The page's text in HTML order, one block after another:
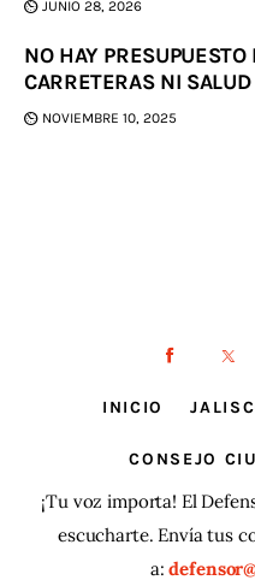
JUNIO 28, 2026
NO HAY PRESUPUESTO
CARRETERAS NI
NOVIEMBRE 10, 2025
INICIO
CONSEJO
¡Tu voz importa! El
escucharte. Envía tus
a: